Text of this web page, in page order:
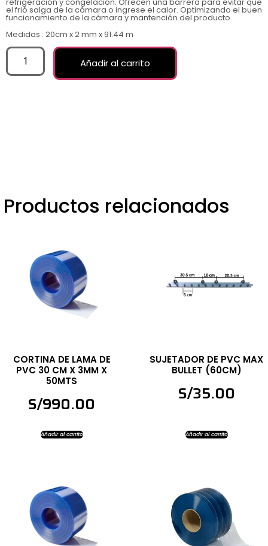
el frió salga de la cámara o ingrese el calor. Optimizando el buen
funcionamiento de la cámara y mantención del producto.
Medidas : 20cm x 2 mm x 91.44 m
Añadir al carrito
Productos relacionados
CORTINA DE LAMA DE
PVC 30 CM X 3MM X
50MTS
S/990.00
Añadir al carrito
SUJETADOR DE PVC MAX
BULLET (60CM)
S/35.00
Añadir al carrito